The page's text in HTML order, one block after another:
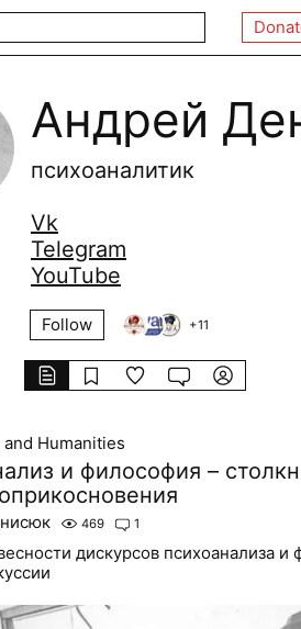
Андрей
психоаналитик
Vk
Telegram
YouTube
Follow +11
Humanities
и философия –
469 1
дискурсов психоанализа и